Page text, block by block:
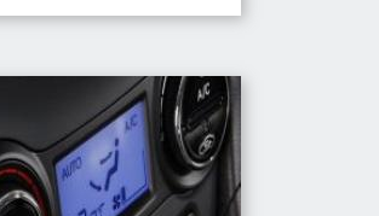
ул. Володько, 30